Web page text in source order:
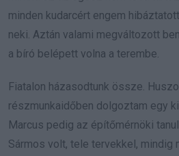
minden kudarcért engem
neki. Aztán valami megváltozott
a bíró belépett volna a terembe.
Fiatalon házasodtunk össze.
részmunkaidőben dolgoztam egy
Marcus pedig az építőmérnöki
Sármos volt, tele tervekkel, mindig